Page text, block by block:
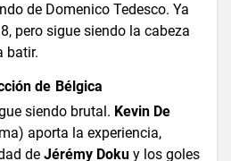
de Domenico Tedesco. Ya
pero sigue siendo la cabeza
batir.
de Bélgica
siendo brutal. Kevin De
aporta la experiencia,
de Jérémy Doku y los goles